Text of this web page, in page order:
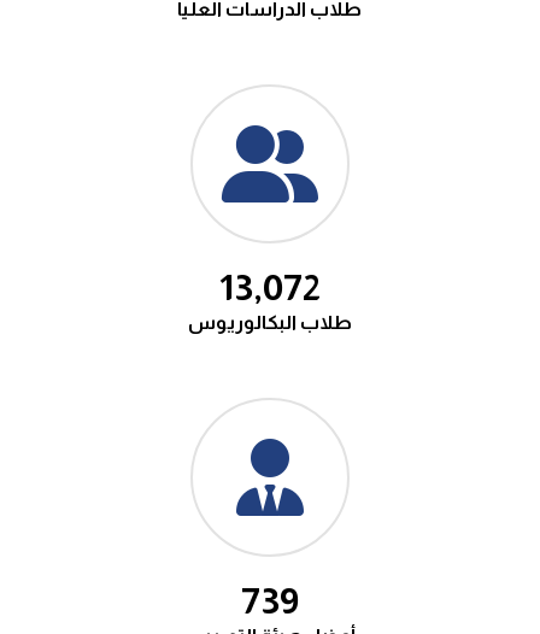
طلاب الدراسات العليا
14,200
طلاب البكالوريوس
802